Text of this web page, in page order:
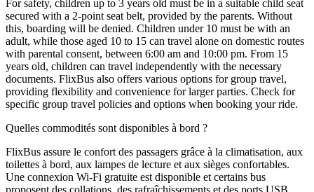
For safety, children up to 3 years old must be in a suitable child seat
secured with a 2-point seat belt, provided by the parents. Without
this, boarding will be denied. Children under 10 must be with an
adult, while those aged 10 to 15 can travel alone on domestic routes
with parental consent, between 6:00 am and 10:00 pm. From 15
years old, children can travel independently with the necessary
documents. FlixBus also offers various options for group travel,
providing flexibility and convenience for larger parties. Check for
specific group travel policies and options when booking your ride.
Quelles commodités sont disponibles à bord ?
FlixBus assure le confort des passagers grâce à la climatisation, aux
toilettes à bord, aux lampes de lecture et aux sièges confortables.
Une connexion Wi-Fi gratuite est disponible et certains bus